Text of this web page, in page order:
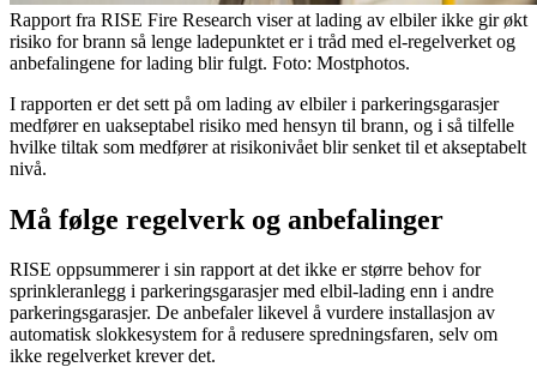
Rapport fra RISE Fire Research viser at lading av elbiler ikke gir økt
risiko for brann så lenge ladepunktet er i tråd med el-regelverket og
anbefalingene for lading blir fulgt. Foto: Mostphotos.
I rapporten er det sett på om lading av elbiler i parkeringsgarasjer
medfører en uakseptabel risiko med hensyn til brann, og i så tilfelle
hvilke tiltak som medfører at risikonivået blir senket til et akseptabelt
nivå.
Må følge regelverk og anbefalinger
RISE oppsummerer i sin rapport at det ikke er større behov for
sprinkleranlegg i parkeringsgarasjer med elbil-lading enn i andre
parkeringsgarasjer. De anbefaler likevel å vurdere installasjon av
automatisk slokkesystem for å redusere spredningsfaren, selv om
ikke regelverket krever det.